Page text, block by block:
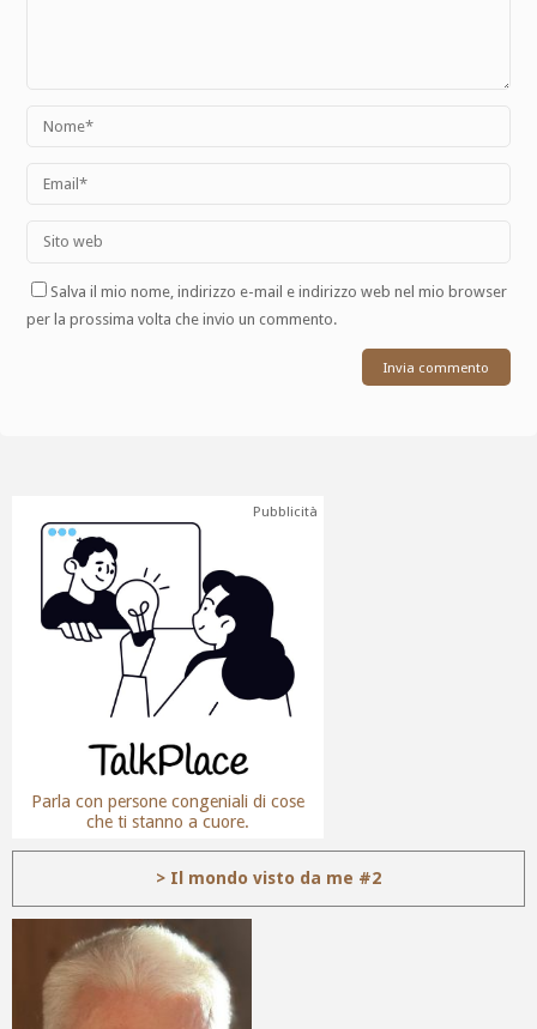
Salva il mio nome, indirizzo e-mail e indirizzo web nel mio browser
per la prossima volta che invio un commento.
Pubblicità
Parla con persone congeniali di cose
che ti stanno a cuore.
> Il mondo visto da me #2